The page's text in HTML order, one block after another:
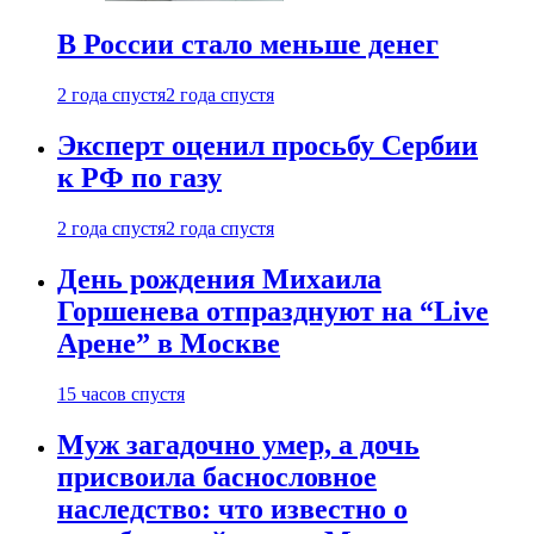
В России стало меньше денег
2 года спустя2 года спустя
Эксперт оценил просьбу Сербии
к РФ по газу
2 года спустя2 года спустя
День рождения Михаила
Горшенева отпразднуют на “Live
Арене” в Москве
15 часов спустя
Муж загадочно умер, а дочь
присвоила баснословное
наследство: что известно о